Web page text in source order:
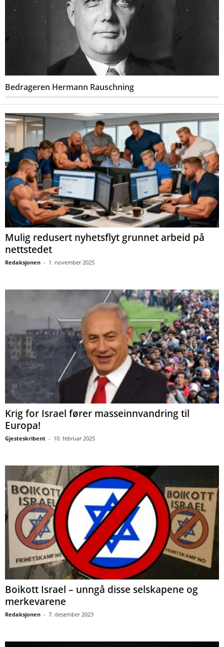
Bedrageren Hermann Rauschning
Mulig redusert nyhetsflyt grunnet arbeid på
nettstedet
Redaksjonen - 1. november 2025
Krig for Israel fører masseinnvandring til
Europa!
Gjesteskribent - 10. februar 2025
Boikott Israel – unngå disse selskapene og
merkevarene
Redaksjonen - 7. desember 2023